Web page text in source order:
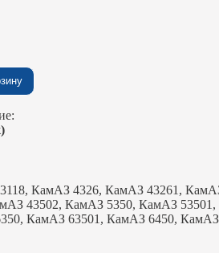
КамАЗ 4326, КамАЗ 43261,
43502, КамАЗ 5350, КамАЗ 53501,
КамАЗ 63501, КамАЗ 6450, КамАЗ